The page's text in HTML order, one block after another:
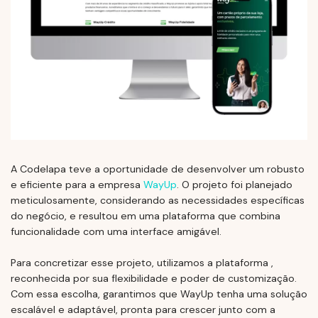
A Codelapa teve a oportunidade de desenvolver um robusto
e eficiente para a empresa WayUp. O projeto foi planejado
meticulosamente, considerando as necessidades específicas
do negócio, e resultou em uma plataforma que combina
funcionalidade com uma interface amigável.
Para concretizar esse projeto, utilizamos a plataforma ,
reconhecida por sua flexibilidade e poder de customização.
Com essa escolha, garantimos que WayUp tenha uma solução
escalável e adaptável, pronta para crescer junto com a